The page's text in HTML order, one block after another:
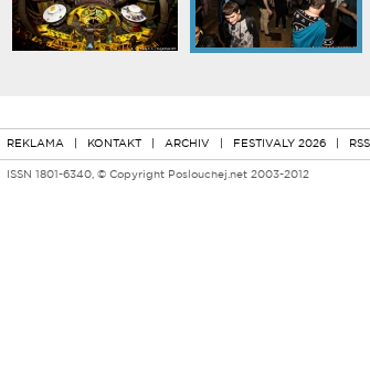
REKLAMA | KONTAKT | ARCHIV | FESTIVALY 2026 | RSS
ISSN 1801-6340, © Copyright Poslouchej.net 2003-2012